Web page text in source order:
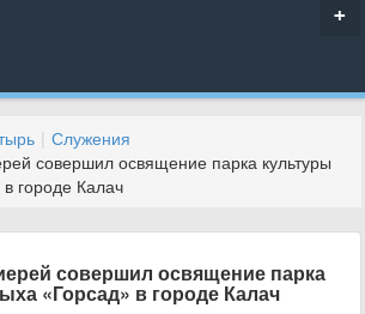
+
Служения
совершил освящение парка культуры
городе Калач
совершил освящение парка
«Горсад» в городе Калач